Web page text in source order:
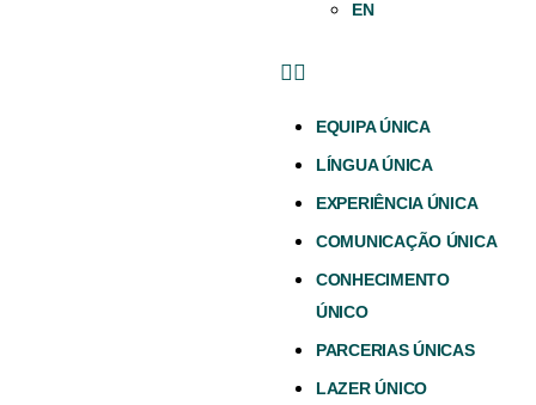
EN
EQUIPA ÚNICA
LÍNGUA ÚNICA
EXPERIÊNCIA ÚNICA
COMUNICAÇÃO ÚNICA
CONHECIMENTO
ÚNICO
PARCERIAS ÚNICAS
LAZER ÚNICO